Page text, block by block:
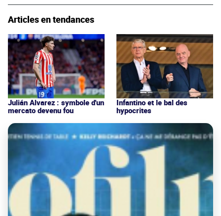
Articles en tendances
Julián Alvarez : symbole d'un
mercato devenu fou
Infantino et le bal des
hypocrites